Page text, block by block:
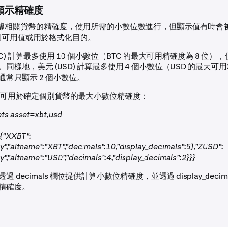
示精確度
相關貨幣的精確度，使用所需的小數位數進行，但顯示值有時會
用值或用於格式化目的。
計算最多使用 10 個小數位（BTC 的最大可用精確度為 8 位），
同樣地，美元 (USD) 計算最多使用 4 個小數位（USD 的最大可
常只顯示 2 個小數位。
用於確定個別貨幣的最大小數位精確度：
asset=xbt,usd
過 decimals 欄位提供計算小數位精確度，並透過
確度。